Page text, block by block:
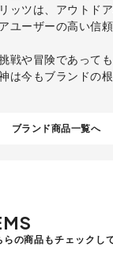
ッツは、アウトドア
ユーザーの高い信
戦や冒険であって
は今もブランドの
ブランド商品一覧へ
の商品もチェックし